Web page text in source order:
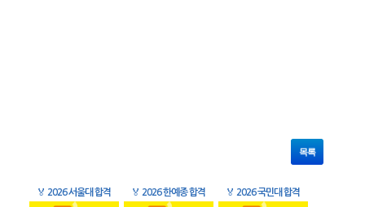
목록
🏅 2026 서울대 합격 🏅 2026 한예종 합격 🏅 2026 국민대 합격